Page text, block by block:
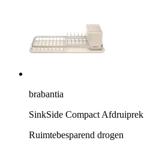
brabantia
SinkSide Compact Afdruiprek
Ruimtebesparend drogen